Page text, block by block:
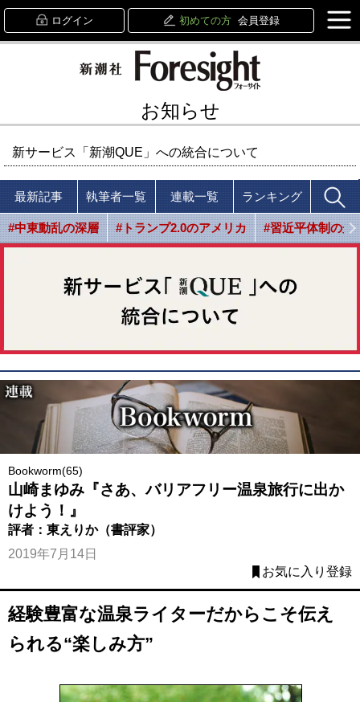
ログイン 初めての方 会員登録
お知らせ
新サービス「新潮QUE」への統合について
最新記事 執筆者一覧 連載一覧 ランキング
#中東動乱の深層 #トランプ2.0のアメリカ #習近平体制の光
Bookworm(65)
山崎まゆみ『さあ、バリアフリー温泉旅行に出か
けよう！』
評者：東えりか（書評家）
2019年7月14日
お気に入り登録
経験豊富な温泉ライターだからこそ伝え
られる“楽しみ方”